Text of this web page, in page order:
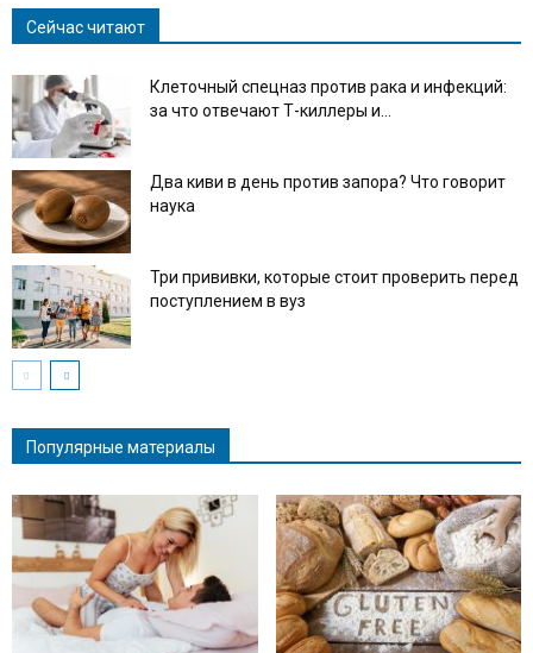
Сейчас читают
Клеточный спецназ против рака и инфекций:
за что отвечают Т-киллеры и...
Два киви в день против запора? Что говорит
наука
Три прививки, которые стоит проверить перед
поступлением в вуз
Популярные материалы